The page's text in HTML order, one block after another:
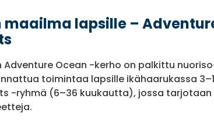
maailma lapsille –
Adventure Ocean -kerho on palkittu
toimintaa lapsille ikähaarukassa
-ryhmä (6–36 kuukautta), jossa